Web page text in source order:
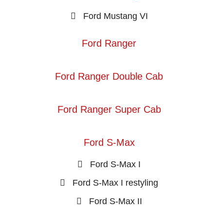
Ford Mustang VI
Ford Ranger
Ford Ranger Double Cab
Ford Ranger Super Cab
Ford S-Max
Ford S-Max I
Ford S-Max I restyling
Ford S-Max II